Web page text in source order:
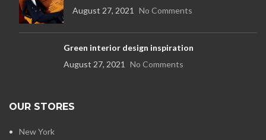
August 27, 2021
No Comments
Green interior design inspiration
August 27, 2021
No Comments
OUR STORES
New York